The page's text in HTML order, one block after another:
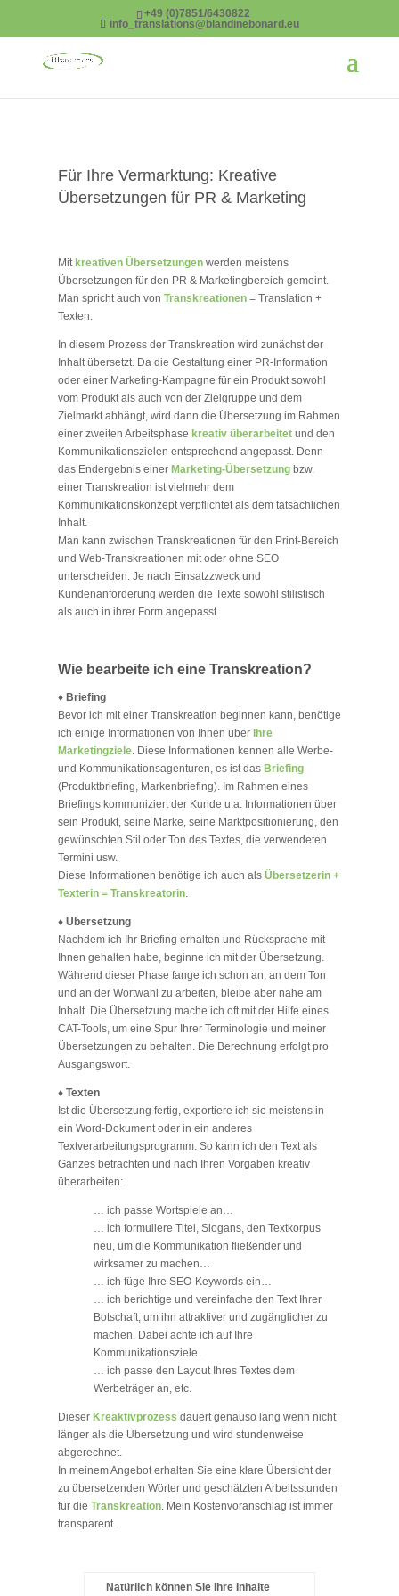
google-site-verification=pIvng0masi30VA-OYqyOwqSe-35yrINxRyG5auzrESE
+49 (0)7851/6430822
info_translations@blandinebonard.eu
Für Ihre Vermarktung: Kreative
Übersetzungen für PR & Marketing
Mit kreativen Übersetzungenwerden meistens
Übersetzungen für den PR & Marketingbereich gemeint.
Man spricht auch von Transkreationen= Translation +
Texten.
In diesem Prozess der Transkreation wird zunächst der
Inhalt übersetzt. Da die Gestaltung einer PR-Information
oder einer Marketing-Kampagne für ein Produkt sowohl
vom Produkt als auch von der Zielgruppe und dem
Zielmarkt abhängt, wird dann die Übersetzung im Rahmen
einer zweiten Arbeitsphase kreativ überarbeitetund den
Kommunikationszielen entsprechend angepasst. Denn
das Endergebnis einer Marketing-Übersetzungbzw.
einer Transkreation ist vielmehr dem
Kommunikationskonzept verpflichtet als dem tatsächlichen
Inhalt.
Man kann zwischen Transkreationen für den Print-Bereich
und Web-Transkreationen mit oder ohne SEO
unterscheiden. Je nach Einsatzzweck und
Kundenanforderung werden die Texte sowohl stilistisch
als auch in ihrer Form angepasst.
Wie bearbeite ich eine Transkreation?
♦ Briefing
Bevor ich mit einer Transkreation beginnen kann, benötige
ich einige Informationen von Ihnen über Ihre
Marketingziele. Diese Informationen kennen alle Werbe-
und Kommunikationsagenturen, es ist das Briefing
(Produktbriefing, Markenbriefing). Im Rahmen eines
Briefings kommuniziert der Kunde u.a. Informationen über
sein Produkt, seine Marke, seine Marktpositionierung, den
gewünschten Stil oder Ton des Textes, die verwendeten
Termini usw.
Diese Informationen benötige ich auch als Übersetzerin +
Texterin = Transkreatorin.
♦ Übersetzung
Nachdem ich Ihr Briefing erhalten und Rücksprache mit
Ihnen gehalten habe, beginne ich mit der Übersetzung.
Während dieser Phase fange ich schon an, an dem Ton
und an der Wortwahl zu arbeiten, bleibe aber nahe am
Inhalt. Die Übersetzung mache ich oft mit der Hilfe eines
CAT-Tools, um eine Spur Ihrer Terminologie und meiner
Übersetzungen zu behalten. Die Berechnung erfolgt pro
Ausgangswort.
♦ Texten
Ist die Übersetzung fertig, exportiere ich sie meistens in
ein Word-Dokument oder in ein anderes
Textverarbeitungsprogramm. So kann ich den Text als
Ganzes betrachten und nach Ihren Vorgaben kreativ
überarbeiten:
… ich passe Wortspiele an…
… ich formuliere Titel, Slogans, den Textkorpus
neu, um die Kommunikation fließender und
wirksamer zu machen…
… ich füge Ihre SEO-Keywords ein…
… ich berichtige und vereinfache den Text Ihrer
Botschaft, um ihn attraktiver und zugänglicher zu
machen. Dabei achte ich auf Ihre
Kommunikationsziele.
… ich passe den Layout Ihres Textes dem
Werbeträger an, etc.
Dieser Kreaktivprozess dauert genauso lang wenn nicht
länger als die Übersetzung und wird stundenweise
abgerechnet.
In meinem Angebot erhalten Sie eine klare Übersicht der
zu übersetzenden Wörter und geschätzten Arbeitsstunden
für die Transkreation. Mein Kostenvoranschlag ist immer
transparent.
Natürlich können Sie Ihre Inhalte